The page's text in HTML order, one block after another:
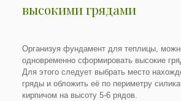
высокими грядами
Организуя фундамент для теплицы,
одновременно сформировать высокие
Для этого следует выбрать место
гряды и обложить её по периметру
кирпичом на высоту 5-6 рядов.